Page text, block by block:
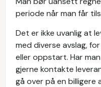
periode når man får
Det er ikke uvanlig at
med diverse avslag,
eller oppstart. Har
gjerne kontakte
gå over på en